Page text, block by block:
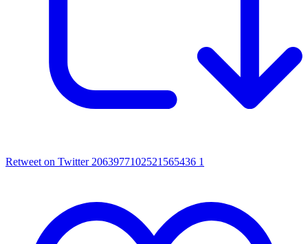
Retweet on Twitter 2063977102521565436 1